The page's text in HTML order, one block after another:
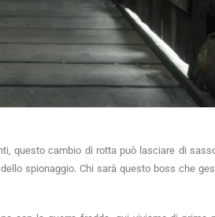
questo cambio di rotta può lasciare di
spionaggio. Chi sarà questo boss che